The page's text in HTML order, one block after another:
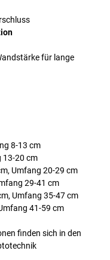
für lange
8-13 cm
13-20 cm
Umfang 20-29 cm
29-41 cm
Umfang 35-47 cm
41-59 cm
finden sich in den